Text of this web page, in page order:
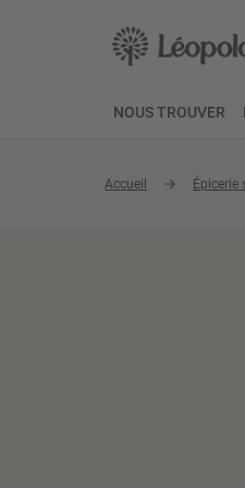
NOUS TROUVER
Accueil Épicerie